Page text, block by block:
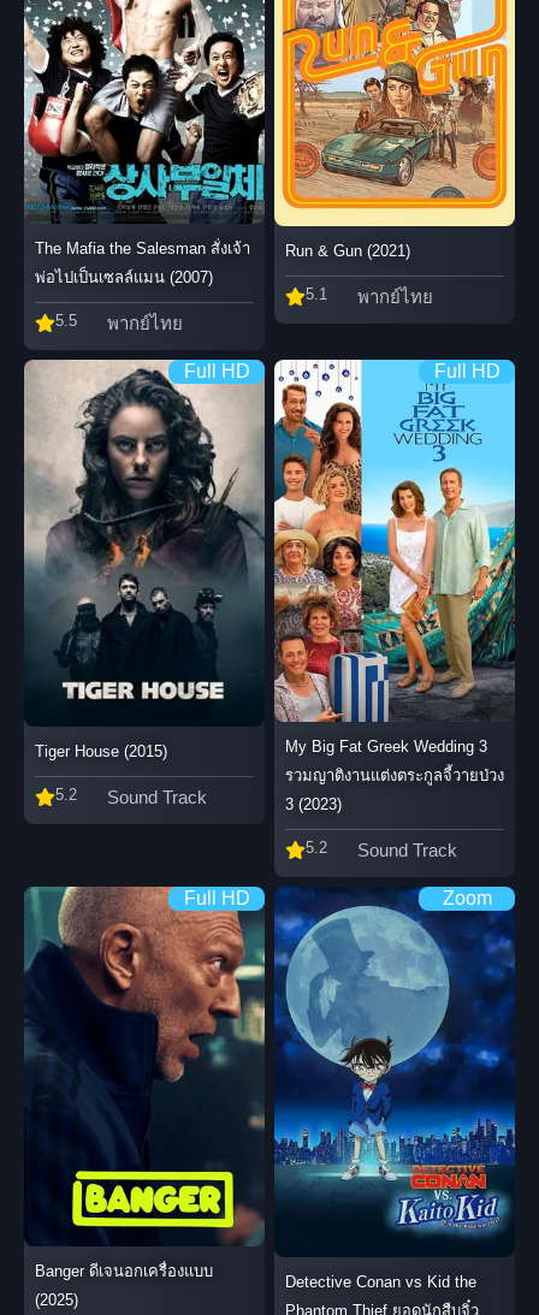
The Mafia the Salesman สั่งเจ้า
พ่อไปเป็นเซลล์แมน (2007)
5.5 พากย์ไทย
Run & Gun (2021)
5.1 พากย์ไทย
Full HD
Tiger House (2015)
5.2 Sound Track
Full HD
My Big Fat Greek Wedding 3
รวมญาติงานแต่งตระกูลจี้วายป่วง
3 (2023)
5.2 Sound Track
Full HD
Banger ดีเจนอกเครื่องแบบ
(2025)
Zoom
Detective Conan vs Kid the
Phantom Thief ยอดนักสืบจิ๋ว